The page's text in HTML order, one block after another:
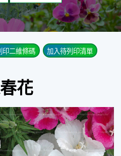
印二維條碼 加入待列印清單
花